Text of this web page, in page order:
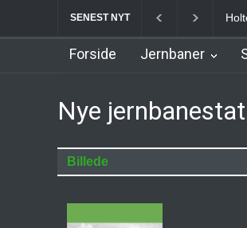
SENEST NYT
Forside Jernbaner
Nye
Billede